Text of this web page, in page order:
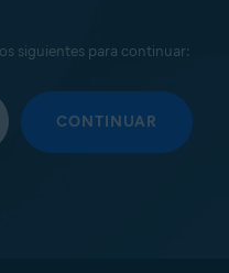
siguientes para continuar:
CONTINUAR